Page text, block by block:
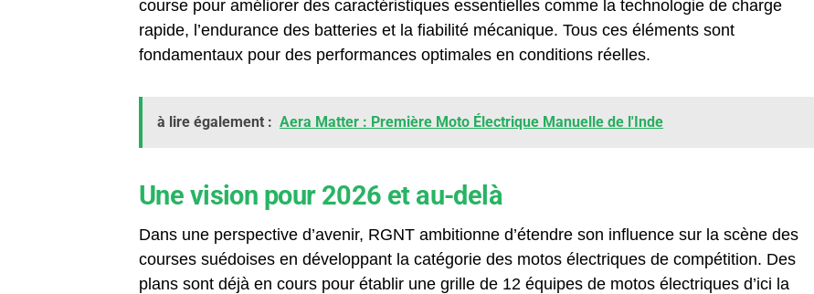
course pour améliorer des caractéristiques essentielles comme la technologie de charge
rapide, l’endurance des batteries et la fiabilité mécanique. Tous ces éléments sont
fondamentaux pour des performances optimales en conditions réelles.
à lire également : Aera Matter : Première Moto Électrique Manuelle de l'Inde
Une vision pour 2026 et au-delà
Dans une perspective d’avenir, RGNT ambitionne d’étendre son influence sur la scène des
courses suédoises en développant la catégorie des motos électriques de compétition. Des
plans sont déjà en cours pour établir une grille de 12 équipes de motos électriques d’ici la